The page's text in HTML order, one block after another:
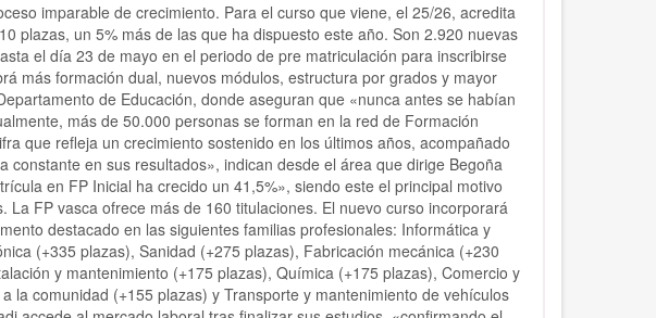
imparable de crecimiento. Para el curso que viene, el 25/26, acredita
plazas, un 5% más de las que ha dispuesto este año. Son 2.920 nuevas
el día 23 de mayo en el periodo de pre matriculación para inscribirse
más formación dual, nuevos módulos, estructura por grados y mayor
de Educación, donde aseguran que «nunca antes se habían
más de 50.000 personas se forman en la red de Formación
que refleja un crecimiento sostenido en los últimos años, acompañado
constante en sus resultados», indican desde el área que dirige Begoña
en FP Inicial ha crecido un 41,5%», siendo este el principal motivo
FP vasca ofrece más de 160 titulaciones. El nuevo curso incorporará
destacado en las siguientes familias profesionales: Informática y
(+335 plazas), Sanidad (+275 plazas), Fabricación mecánica (+230
y mantenimiento (+175 plazas), Química (+175 plazas), Comercio y
la comunidad (+155 plazas) y Transporte y mantenimiento de vehículos